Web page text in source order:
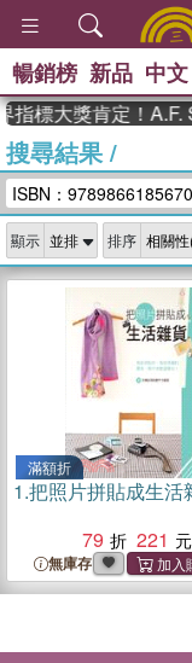
暢銷榜 新品 中文
指標大獎肯定！A.F.
搜尋結果/
ISBN：9789866185670
顯示 排序
滿額折
1.把照片拼貼成生活
79
221
無庫存